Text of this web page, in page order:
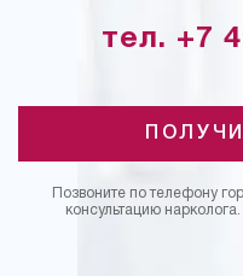
тел. +7
Позвоните по телефону
консультацию